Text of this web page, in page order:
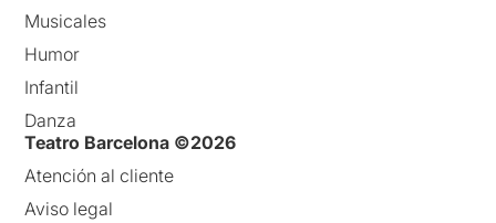
Musicales
Humor
Infantil
Danza
Teatro Barcelona ©2026
Atención al cliente
Aviso legal